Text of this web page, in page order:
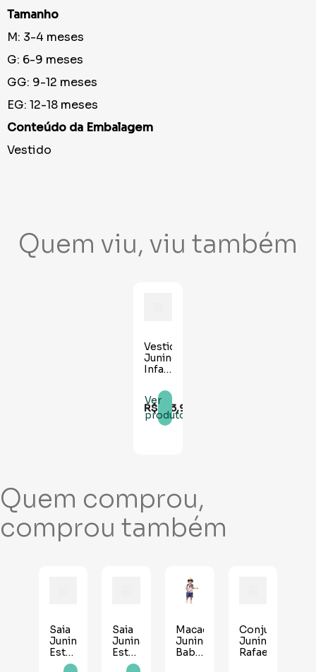
Tamanho
M: 3-4 meses
G: 6-9 meses
GG: 9-12 meses
EG: 12-18 meses
Conteúdo da Embalagem
Vestido
Quem viu, viu também
Vestido
Junino
Infantil
Dalila
R$
173,90
Ver
produto
Quem comprou,
comprou também
Saia
Junina
Estampada
Infantil
Saia
Junina
Estampada
Bebê
Macaquinho
Junino
Baby
Conjunto
Junino
Rafaela